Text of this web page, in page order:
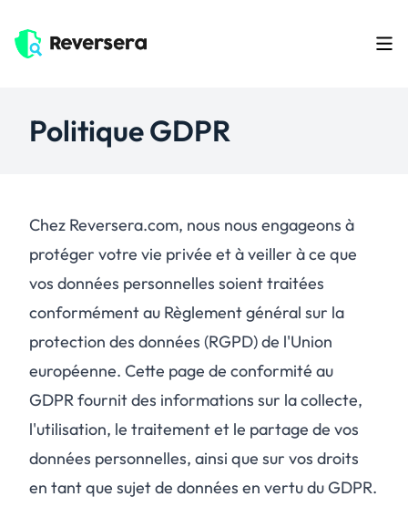
Politique GDPR
Chez Reversera.com, nous nous engageons à
protéger votre vie privée et à veiller à ce que
vos données personnelles soient traitées
conformément au Règlement général sur la
protection des données (RGPD) de l'Union
européenne. Cette page de conformité au
GDPR fournit des informations sur la collecte,
l'utilisation, le traitement et le partage de vos
données personnelles, ainsi que sur vos droits
en tant que sujet de données en vertu du GDPR.